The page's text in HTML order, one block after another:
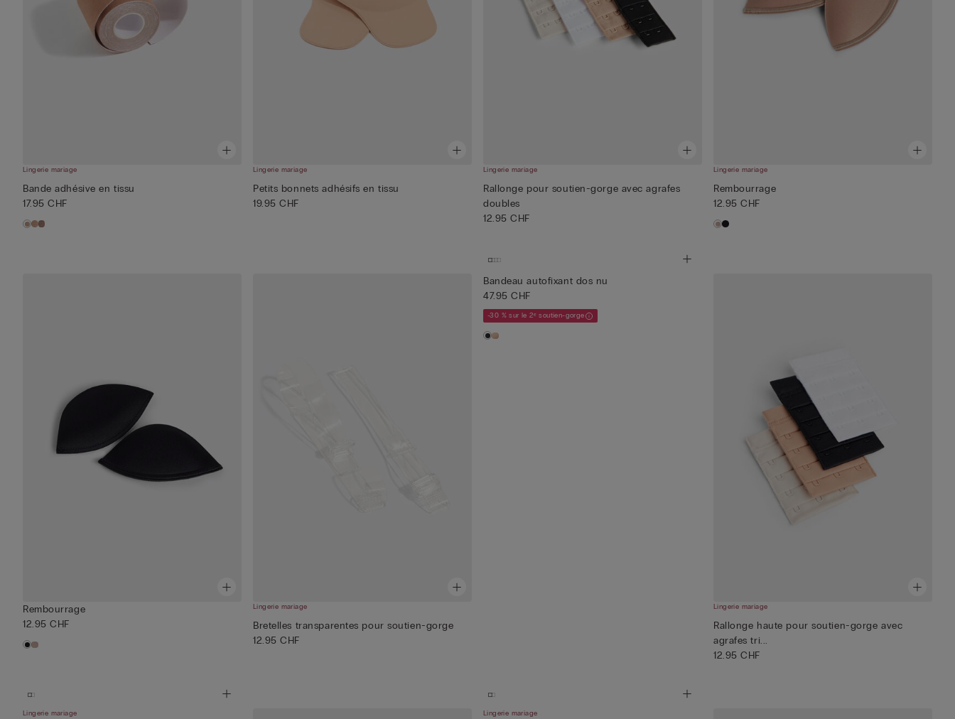
Lingerie mariage
Bande adhésive en tissu
17.95 CHF
Lingerie mariage
Petits bonnets adhésifs en tissu
19.95 CHF
Lingerie mariage
Rallonge pour soutien-gorge avec agrafes
doubles
12.95 CHF
Lingerie mariage
Rembourrage
12.95 CHF
Rembourrage
12.95 CHF
Lingerie mariage
Bretelles transparentes pour soutien-gorge
12.95 CHF
Bandeau autofixant dos nu
47.95 CHF
-30 % sur le 2ᵉ soutien-gorge
Lingerie mariage
Rallonge haute pour soutien-gorge avec
agrafes tri...
12.95 CHF
Lingerie mariage Lingerie mariage